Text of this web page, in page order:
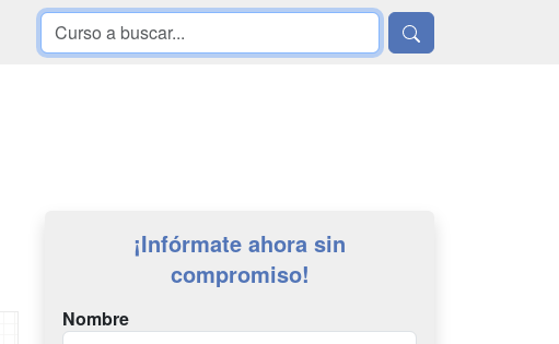
¡Infórmate ahora sin
compromiso!
Nombre